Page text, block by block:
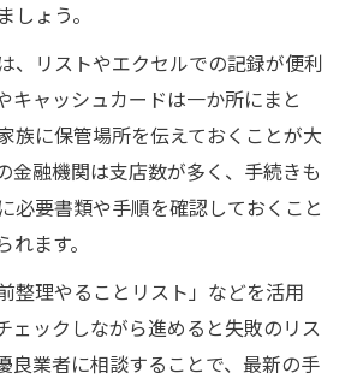
ょう。
、リストやエクセルでの記録が便利
キャッシュカードは一か所にまと
族に保管場所を伝えておくことが大
金融機関は支店数が多く、手続きも
必要書類や手順を確認しておくこと
ます。
整理やることリスト」などを活用
ェックしながら進めると失敗のリス
良業者に相談することで、最新の手